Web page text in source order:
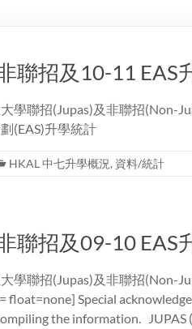
聯招及10-11 EAS
學聯招(Jupas)及非聯招(Non-
(EAS)升學統計
HKAL 中七升學概況, 資料/統計
聯招及09-10 EAS
學聯招(Jupas)及非聯招(Non-
float=none] Special
the information. JUPAS